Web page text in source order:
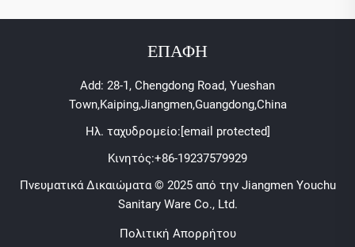
ΕΠΑΦΗ
Add: 28-1, Chengdong Road, Yueshan
Town,Kaiping,Jiangmen,Guangdong,China
Ηλ. ταχυδρομείο: [email protected]
Κινητός:+86-19237579929
Πνευματικά Δικαιώματα © 2025 από την Jiangmen Youchu
Sanitary Ware Co., Ltd.
Πολιτική Απορρήτου